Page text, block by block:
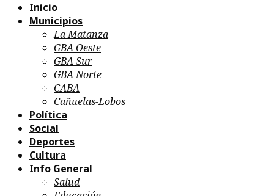
Inicio
Municipios
La Matanza
GBA Oeste
GBA Sur
GBA Norte
CABA
Cañuelas-Lobos
Política
Social
Deportes
Cultura
Info General
Salud